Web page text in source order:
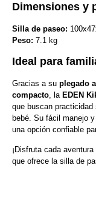
Dimensiones y
Silla de paseo:
Peso: 7.1 kg
Ideal para
Gracias a su plegado
compacto , la EDEN
que buscan practicidad
bebé. Su fácil manejo
una opción confiable
¡Disfruta cada
que ofrece la silla de